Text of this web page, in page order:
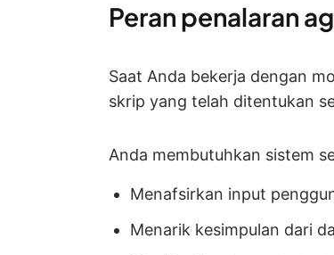
Peran penalaran
Saat Anda bekerja dengan
skrip yang telah ditentukan
Anda membutuhkan sistem
Menafsirkan input
Menarik kesimpulan dari